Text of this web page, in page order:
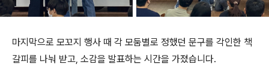
마지막으로 모꼬지 행사 때 각 모둠별로 정했던 문구를 각인한 책
갈피를 나눠 받고, 소감을 발표하는 시간을 가졌습니다.